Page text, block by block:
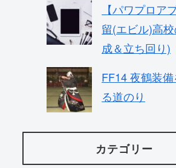
【パワプロア
留(エビル)高
成＆立ち回り)
FF14 夜鶴装
る道のり
カテゴリー